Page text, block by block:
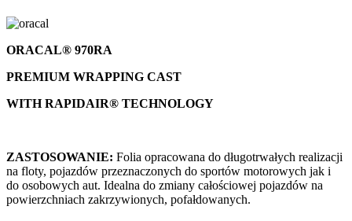
ORACAL® 970RA
PREMIUM WRAPPING CAST
WITH RAPIDAIR® TECHNOLOGY
ZASTOSOWANIE: Folia opracowana do długotrwałych realizacji
na floty, pojazdów przeznaczonych do sportów motorowych jak i
do osobowych aut. Idealna do zmiany całościowej pojazdów na
powierzchniach zakrzywionych, pofałdowanych.